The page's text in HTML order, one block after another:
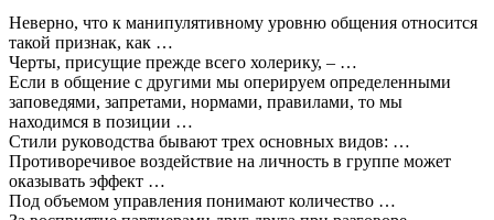
Неверно, что к манипулятивному уровню общения относится
такой признак, как …
Черты, присущие прежде всего холерику, – …
Если в общение с другими мы оперируем определенными
заповедями, запретами, нормами, правилами, то мы
находимся в позиции …
Стили руководства бывают трех основных видов: …
Противоречивое воздействие на личность в группе может
оказывать эффект …
Под объемом управления понимают количество …